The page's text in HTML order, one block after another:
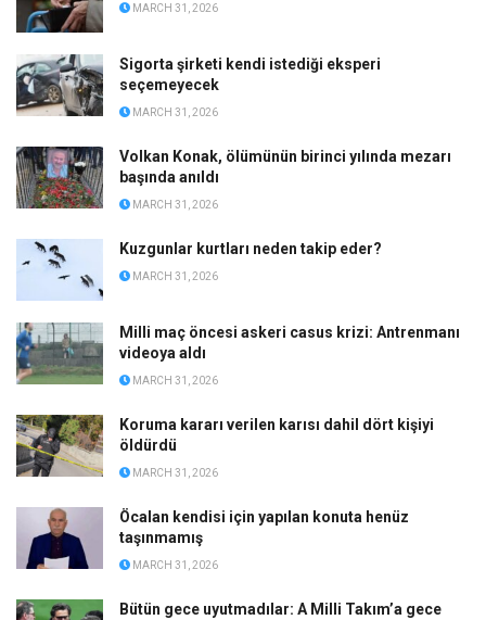
MARCH 31, 2026
Sigorta şirketi kendi istediği eksperi
seçemeyecek
MARCH 31, 2026
Volkan Konak, ölümünün birinci yılında mezarı
başında anıldı
MARCH 31, 2026
Kuzgunlar kurtları neden takip eder?
MARCH 31, 2026
Milli maç öncesi askeri casus krizi: Antrenmanı
videoya aldı
MARCH 31, 2026
Koruma kararı verilen karısı dahil dört kişiyi
öldürdü
MARCH 31, 2026
Öcalan kendisi için yapılan konuta henüz
taşınmamış
MARCH 31, 2026
Bütün gece uyutmadılar: A Milli Takım’a gece